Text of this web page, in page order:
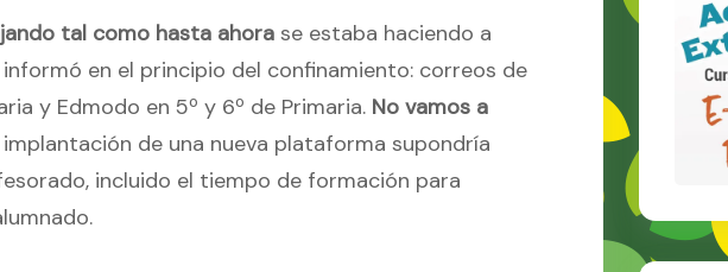
tal como hasta ahora se estaba haciendo a
en el principio del confinamiento: correos de
y Edmodo en 5º y 6º de Primaria. No vamos a
implantación de una nueva plataforma supondría
incluido el tiempo de formación para